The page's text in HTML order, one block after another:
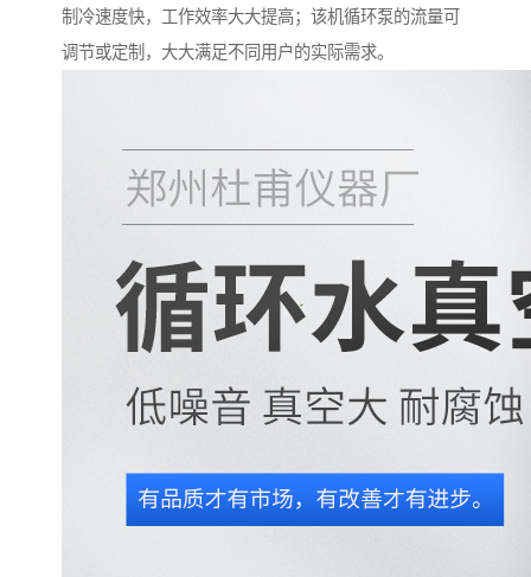
制冷速度快，工作效率大大提高；该机循环泵的流量可
调节或定制，大大满足不同用户的实际需求。